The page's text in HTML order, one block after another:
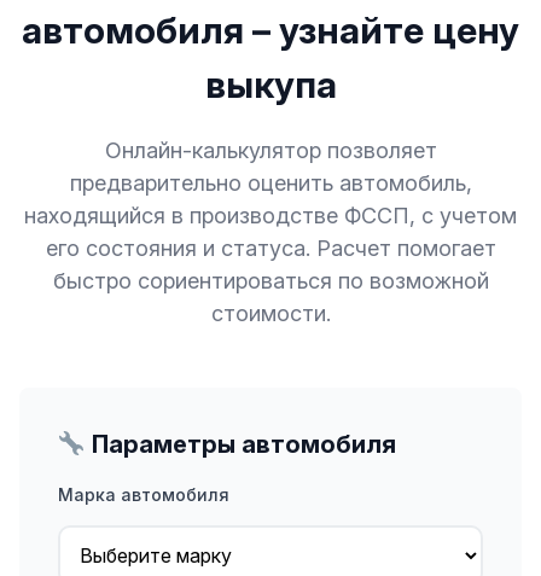
автомобиля – узнайте цену
выкупа
Онлайн-калькулятор позволяет
предварительно оценить автомобиль,
находящийся в производстве ФССП, с учетом
его состояния и статуса. Расчет помогает
быстро сориентироваться по возможной
стоимости.
Параметры автомобиля
Марка автомобиля